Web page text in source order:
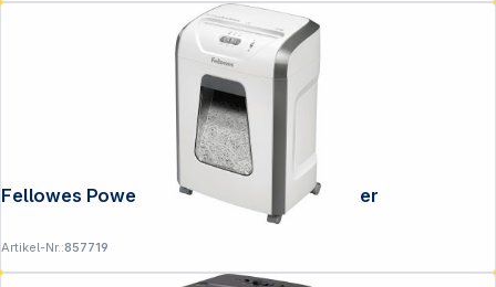
Fellowes Powershred 15C Aktenvernichter
Artikel-Nr.:857719
Folgen Sie uns auf